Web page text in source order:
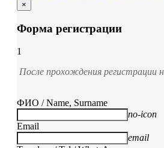
×
Форма регистрации
1
После прохождения регистрации
ФИО / Name, Surname
no-icon
Email
email